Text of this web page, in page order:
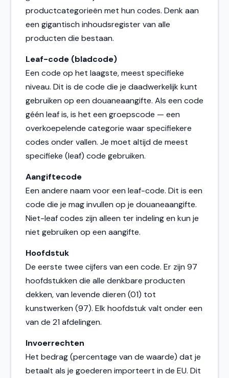
productcategorieën met hun codes. Denk aan
een gigantisch inhoudsregister van alle
producten die bestaan.
Leaf-code (bladcode)
Een code op het laagste, meest specifieke
niveau. Dit is de code die je daadwerkelijk kunt
gebruiken op een douaneaangifte. Als een code
géén leaf is, is het een groepscode — een
overkoepelende categorie waar specifiekere
codes onder vallen. Je moet altijd de meest
specifieke (leaf) code gebruiken.
Aangiftecode
Een andere naam voor een leaf-code. Dit is een
code die je mag invullen op je douaneaangifte.
Niet-leaf codes zijn alleen ter indeling en kun je
niet gebruiken op een aangifte.
Hoofdstuk
De eerste twee cijfers van een code. Er zijn 97
hoofdstukken die alle denkbare producten
dekken, van levende dieren (01) tot
kunstwerken (97). Elk hoofdstuk valt onder een
van de 21 afdelingen.
Invoerrechten
Het bedrag (percentage van de waarde) dat je
betaalt als je goederen importeert in de EU. Dit